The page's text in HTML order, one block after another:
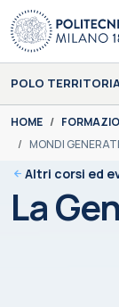
Skip to main
Skip to page footer
POLO
You are here:
HOME
MONDI
Altri corsi ed
La